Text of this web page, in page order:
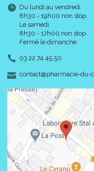
Du lundi au vendredi
8h30 - 19h00 non stop
Le samedi
8h30 - 17h00 non stop
Fermé le dimanche
03 22 74 45 50
contact-
@-
pharmacie-du-